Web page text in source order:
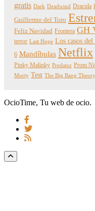
gratis Dark Deadwind Dracula
Guillermo del Toro
Feliz Navidad Frontera GH
terror Last Hope Los casos
6 Mandíbulas Netflix
Pinky Malinky Predator Prom
Morty Test The Big Bang Theory
OcioTime, Tu web de ocio.